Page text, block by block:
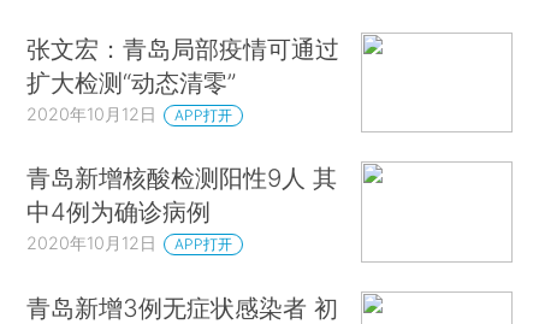
张文宏：青岛局部疫情可通过
扩大检测“动态清零”
2020年10月12日 APP打开
青岛新增核酸检测阳性9人 其
中4例为确诊病例
2020年10月12日 APP打开
青岛新增3例无症状感染者 初